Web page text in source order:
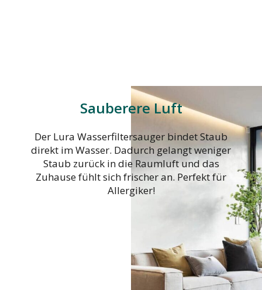
Sauberere Luft
Der Lura Wasserfiltersauger bindet Staub
direkt im Wasser. Dadurch gelangt weniger
Staub zurück in die Raumluft und das
Zuhause fühlt sich frischer an. Perfekt für
Allergiker!